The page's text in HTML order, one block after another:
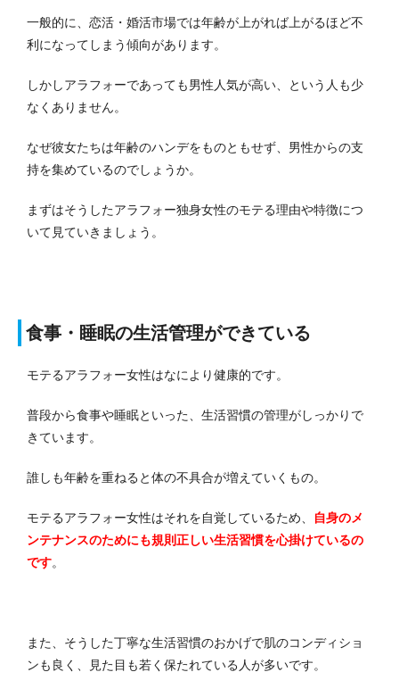
一般的に、恋活・婚活市場では年齢が上がれば上がるほど不
利になってしまう傾向があります。
しかしアラフォーであっても男性人気が高い、という人も少
なくありません。
なぜ彼女たちは年齢のハンデをものともせず、男性からの支
持を集めているのでしょうか。
まずはそうしたアラフォー独身女性のモテる理由や特徴につ
いて見ていきましょう。
食事・睡眠の生活管理ができている
モテるアラフォー女性はなにより健康的です。
普段から食事や睡眠といった、生活習慣の管理がしっかりで
きています。
誰しも年齢を重ねると体の不具合が増えていくもの。
モテるアラフォー女性はそれを自覚しているため、
自身のメ
ンテナンスのためにも規則正しい生活習慣を心掛けているの
です。
また、そうした丁寧な生活習慣のおかげで肌のコンディショ
ンも良く、見た目も若く保たれている人が多いです。